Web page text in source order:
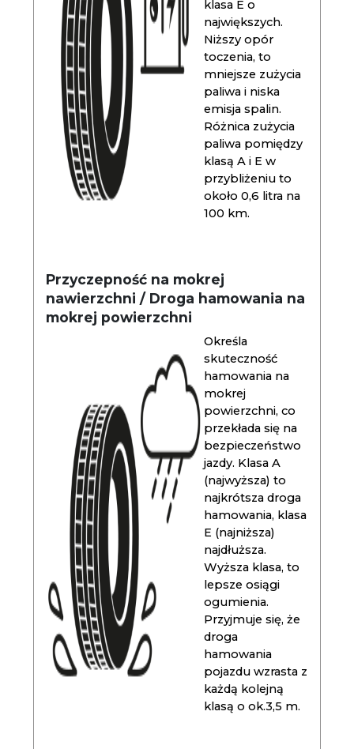
klasa E o
największych.
Niższy opór
toczenia, to
mniejsze zużycia
paliwa i niska
emisja spalin.
Różnica zużycia
paliwa pomiędzy
klasą A i E w
przybliżeniu to
około 0,6 litra na
100 km.
Przyczepność na mokrej
nawierzchni / Droga hamowania na
mokrej powierzchni
Określa
skuteczność
hamowania na
mokrej
powierzchni, co
przekłada się na
bezpieczeństwo
jazdy. Klasa A
(najwyższa) to
najkrótsza droga
hamowania, klasa
E (najniższa)
najdłuższa.
Wyższa klasa, to
lepsze osiągi
ogumienia.
Przyjmuje się, że
droga
hamowania
pojazdu wzrasta z
każdą kolejną
klasą o ok.3,5 m.